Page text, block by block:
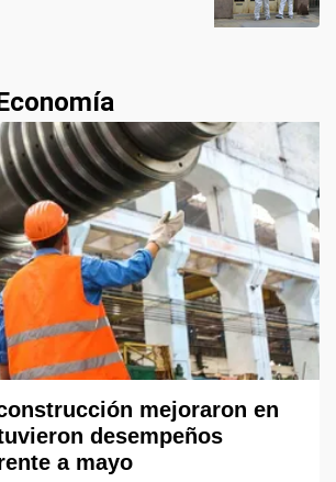
mejoraron en
desempeños
a mayo